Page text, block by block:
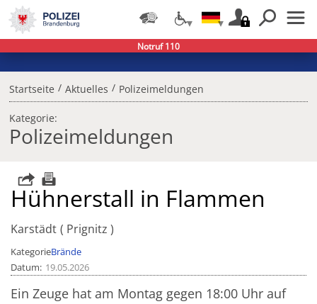
Startseite / Aktuelles / Polizeimeldungen
Kategorie:
Polizeimeldungen
Hühnerstall in Flammen
Karstädt Prignitz
KategorieBrände
Datum 19.05.2026
Ein Zeuge hat am Montag gegen 18:00 Uhr auf
Notruf 110